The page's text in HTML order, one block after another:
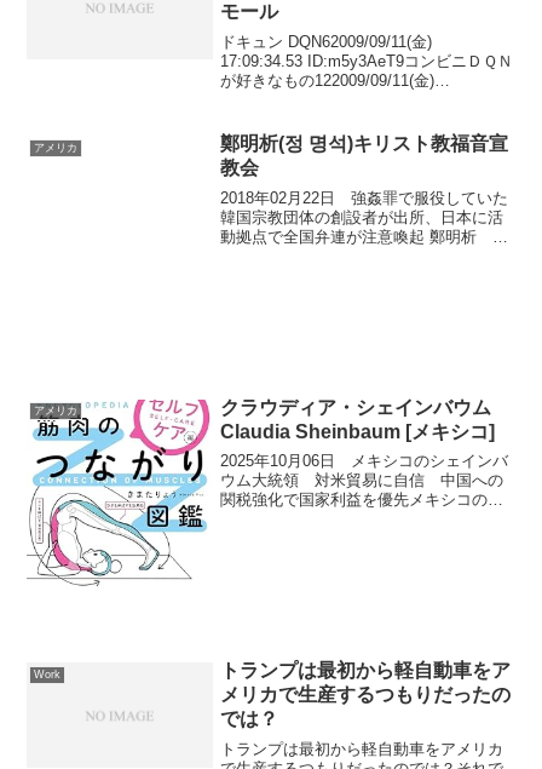
モール
ドキュン DQN62009/09/11(金)
17:09:34.53 ID:m5y3AeT9コンビニＤＱＮ
が好きなもの122009/09/11(金)
アメリカ
鄭明析(정 명석)キリスト教福音宣
教会
2018年02月22日 強姦罪で服役していた
韓国宗教団体の創設者が出所、日本に活
動拠点で全国弁連が注意喚起 鄭明析
アメリカ
クラウディア・シェインバウム
Claudia Sheinbaum [メキシコ]
2025年10月06日 メキシコのシェインバ
ウム大統領 対米貿易に自信 中国への
関税強化で国家利益を優先メキシコのク
Work
トランプは最初から軽自動車をア
メリカで生産するつもりだったの
では？
トランプは最初から軽自動車をアメリカ